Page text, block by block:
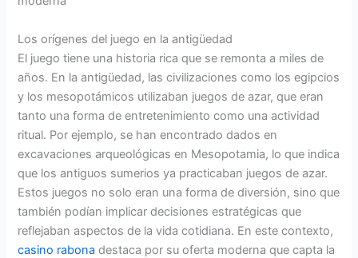
Los orígenes del juego en la antigüedad
El juego tiene una historia rica que se remonta a miles de
años. En la antigüedad, las civilizaciones como los egipcios
y los mesopotámicos utilizaban juegos de azar, que eran
tanto una forma de entretenimiento como una actividad
ritual. Por ejemplo, se han encontrado dados en
excavaciones arqueológicas en Mesopotamia, lo que indica
que los antiguos sumerios ya practicaban juegos de azar.
Estos juegos no solo eran una forma de diversión, sino que
también podían implicar decisiones estratégicas que
reflejaban aspectos de la vida cotidiana. En este contexto,
casino rabona destaca por su oferta moderna que capta la